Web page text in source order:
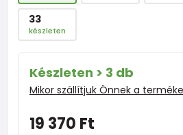
33
készleten
Készleten > 3 db
Mikor szállítjuk Önnek a
19 370 Ft